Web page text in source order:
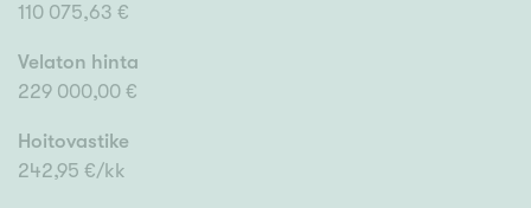
110 075,63 €
Velaton hinta
229 000,00 €
Hoitovastike
242,95 €/kk